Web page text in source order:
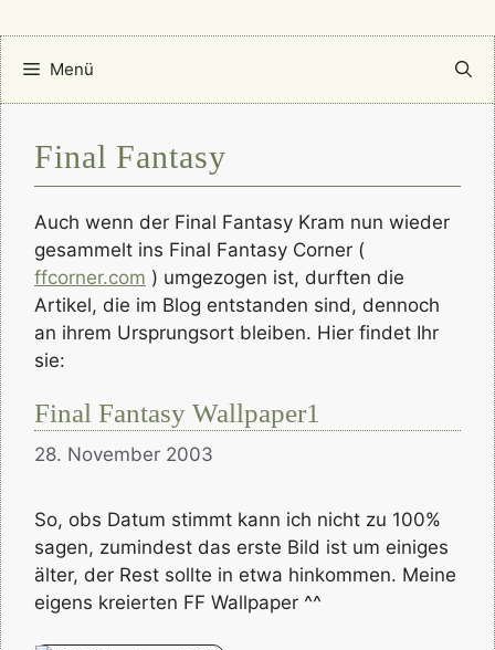
Menü
Final Fantasy
Auch wenn der Final Fantasy Kram nun wieder
gesammelt ins Final Fantasy Corner (
ffcorner.com ) umgezogen ist, durften die
Artikel, die im Blog entstanden sind, dennoch
an ihrem Ursprungsort bleiben. Hier findet Ihr
sie:
Final Fantasy Wallpaper1
28. November 2003
So, obs Datum stimmt kann ich nicht zu 100%
sagen, zumindest das erste Bild ist um einiges
älter, der Rest sollte in etwa hinkommen. Meine
eigens kreierten FF Wallpaper ^^